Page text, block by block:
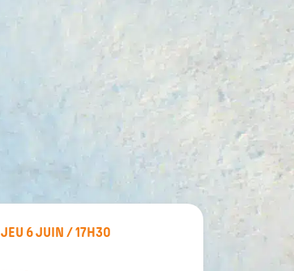
JEU 6 JUIN / 17H30